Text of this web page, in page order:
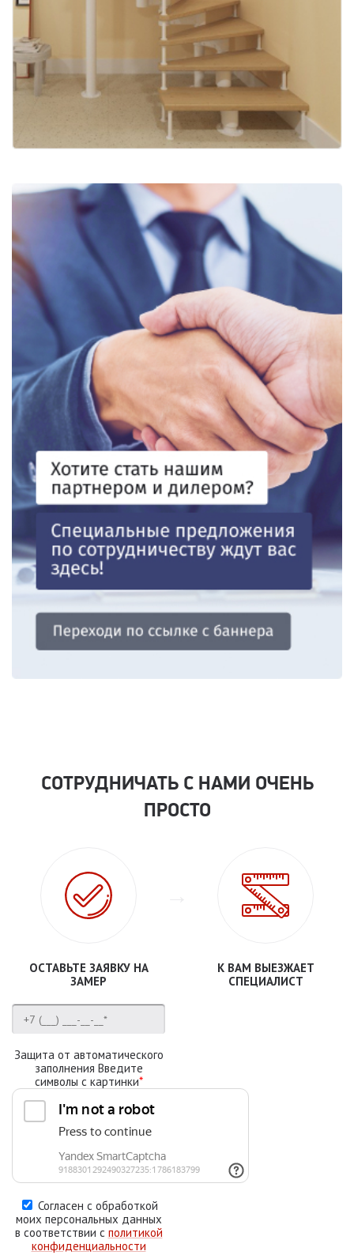
СОТРУДНИЧАТЬ С НАМИ ОЧЕНЬ
ПРОСТО
ОСТАВЬТЕ ЗАЯВКУ НА
ЗАМЕР
Защита от автоматического
заполнения Введите
символы с картинки*
Согласен с обработкой
моих персональных данных
в соответствии с политикой
конфиденциальности
К ВАМ ВЫЕЗЖАЕТ
СПЕЦИАЛИСТ